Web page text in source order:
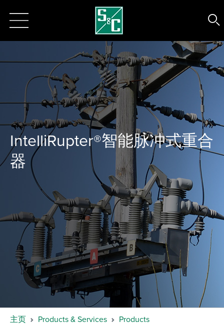
IntelliRupter®智能脉冲式重合
器
主页 Products & Services
Products